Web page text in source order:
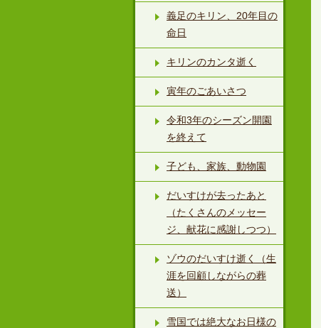
義足のキリン、20年目の
命日
キリンのカンタ逝く
寅年のごあいさつ
令和3年のシーズン開園
を終えて
子ども、家族、動物園
だいすけが去ったあと
（たくさんのメッセー
ジ、献花に感謝しつつ）
ゾウのだいすけ逝く（生
涯を回顧しながらの葬
送）
雪国では絶大なお日様の